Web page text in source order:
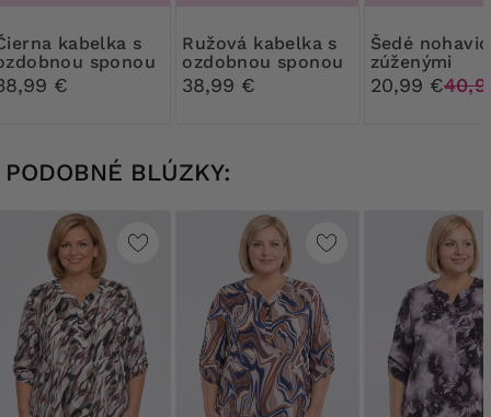
s
sponou
€
Ružová kabelka s
ozdobnou sponou
38,99 €
Šedé nohavice so
zúženými
nohavicami
20,99 €
PODOBNÉ BLÚZKY: